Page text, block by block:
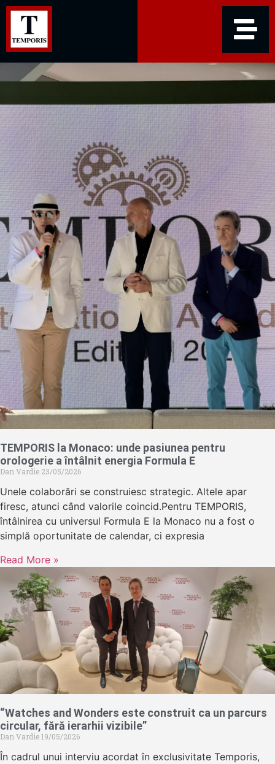
TEMPORIS la Monaco: unde pasiunea pentru
orologerie a întâlnit energia Formula E
Dan Vardie 23/05/2026
Unele colaborări se construiesc strategic. Altele apar
firesc, atunci când valorile coincid.Pentru TEMPORIS,
întâlnirea cu universul Formula E la Monaco nu a fost o
simplă oportunitate de calendar, ci expresia
Read More »
“Watches and Wonders este construit ca un parcurs
circular, fără ierarhii vizibile”
Dan Vardie19/05/2026
În cadrul unui interviu acordat în exclusivitate Temporis,